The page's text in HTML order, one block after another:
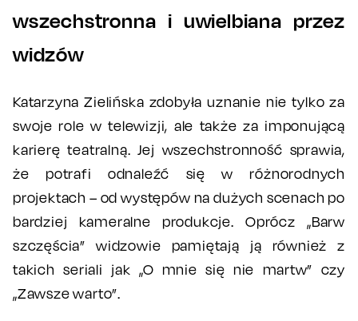
wszechstronna i uwielbiana przez
widzów
Katarzyna Zielińska zdobyła uznanie nie tylko za
swoje role w telewizji, ale także za imponującą
karierę teatralną. Jej wszechstronność sprawia,
że potrafi odnaleźć się w różnorodnych
projektach – od występów na dużych scenach po
bardziej kameralne produkcje. Oprócz „Barw
szczęścia” widzowie pamiętają ją również z
takich seriali jak „O mnie się nie martw” czy
„Zawsze warto”.